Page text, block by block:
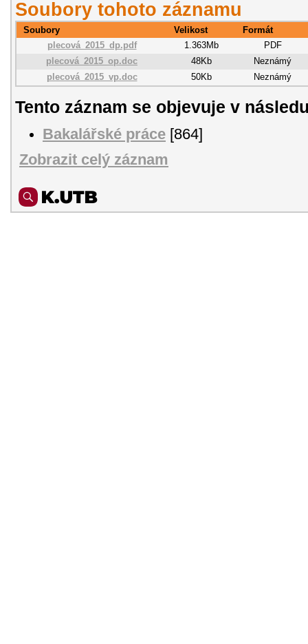
Soubory tohoto záznamu
Soubory Velikost
Formát
plecová_2015_dp.pdf
1.363Mb
PDF
plecová_2015_op.doc
48Kb
Neznámý
plecová_2015_vp.doc
50Kb Neznámý
Tento záznam se objevuje v
Bakalářské práce [864]
Zobrazit celý záznam